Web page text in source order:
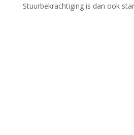
Stuurbekrachtiging is dan ook